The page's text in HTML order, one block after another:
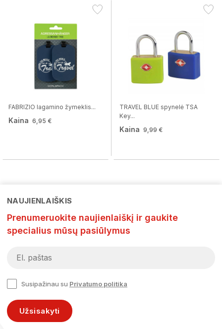
FABRIZIO lagamino žymeklis...
Kaina 6,95 €
TRAVEL BLUE spynelė TSA
Key...
Kaina 9,99 €
NAUJIENLAIŠKIS
Prenumeruokite naujienlaiškį ir gaukite
specialius mūsų pasiūlymus
Susipažinau su Privatumo politika
Užsisakyti